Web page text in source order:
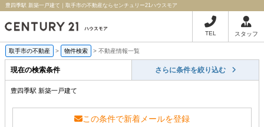
豊四季駅 新築一戸建て｜取手市の不動産ならセンチュリー21ハウスモア
TEL スタッフ
取手市の不動産 > 物件検索 > 不動産情報一覧
現在の検索条件 さらに条件を絞り込む
豊四季駅 新築一戸建て
この条件で新着メールを登録